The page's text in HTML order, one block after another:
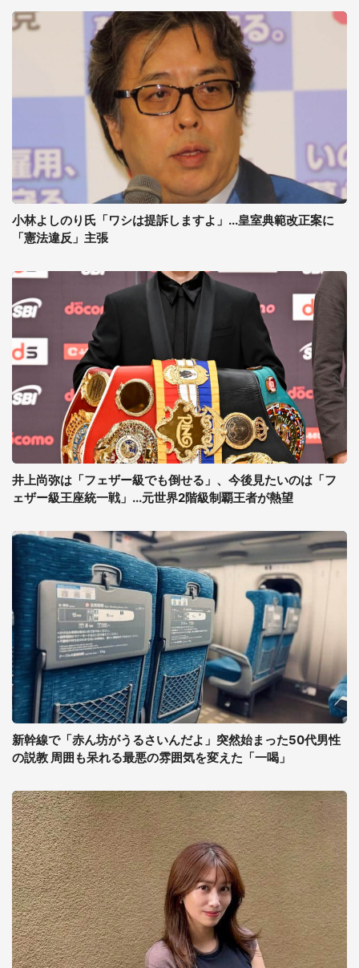
小林よしのり氏「ワシは提訴しますよ」...皇室典範改正案に
「憲法違反」主張
井上尚弥は「フェザー級でも倒せる」、今後見たいのは「フ
ェザー級王座統一戦」...元世界2階級制覇王者が熱望
新幹線で「赤ん坊がうるさいんだよ」突然始まった50代男性
の説教 周囲も呆れる最悪の雰囲気を変えた「一喝」